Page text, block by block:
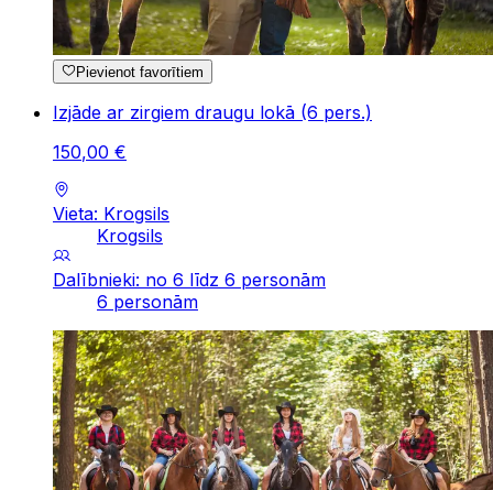
Pievienot favorītiem
Izjāde ar zirgiem draugu lokā (6 pers.)
150,00 €
Vieta: Krogsils
Krogsils
Dalībnieki: no 6 līdz 6 personām
6 personām